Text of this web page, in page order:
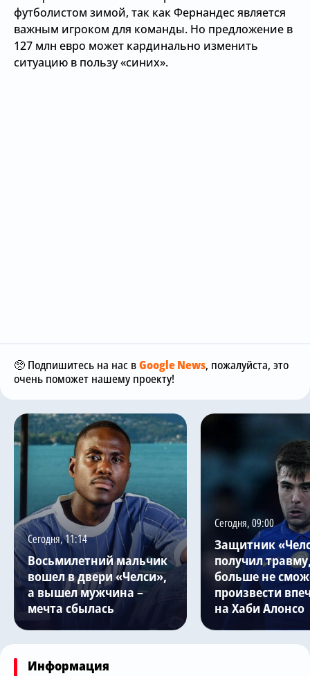
футболистом зимой, так как Фернандес является
важным игроком для команды. Но предложение в
127 млн евро может кардинально изменить
ситуацию в пользу «синих».
🥺 Подпишитесь на нас вGoogle News, пожалуйста, это
очень поможет нашему проекту!
Сегодня, 11:14
Восьмилетний мальчик
вошел в двери «Челси»,
а вышел мужчина –
мечта сбылась
Сегодня, 09:00
Защитник
получил
больше не
произвести
на Хаби Алонсо
Информация